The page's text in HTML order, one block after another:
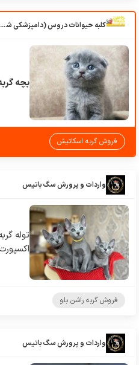
کلبه حیوانات دروس (دامپزشکی شهرزاد)
بچه
فروش گربه اسکاتیش
واردات و پرورش سگ باتیس
توله
اکسپورت Russian Blue
فروش گربه راشن بلو
واردات و پرورش سگ باتیس